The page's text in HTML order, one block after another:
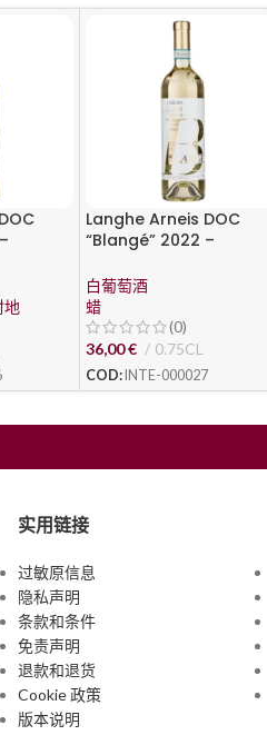
地
Langhe Arneis DOC
“Blangé” 2022 –
白葡萄酒
蜡
(0)
36,00€ 0.75CL
COD: INTE-000027
实用链接
过敏原信息
隐私声明
条款和条件
免责声明
退款和退货
Cookie 政策
版本说明